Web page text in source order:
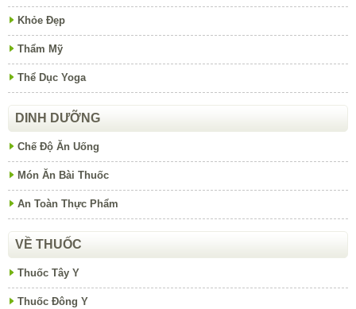
Khỏe Đẹp
Thẩm Mỹ
Thể Dục Yoga
DINH DƯỠNG
Chế Độ Ăn Uống
Món Ăn Bài Thuốc
An Toàn Thực Phẩm
VỀ THUỐC
Thuốc Tây Y
Thuốc Đông Y